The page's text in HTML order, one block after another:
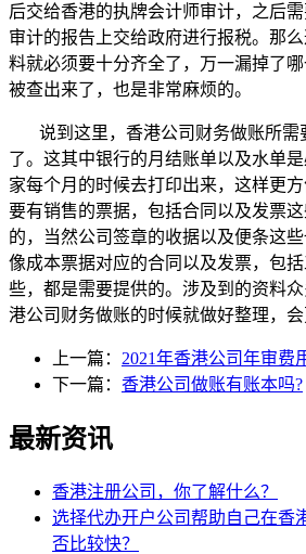
后交给香港的执牌会计师审计，之后
审计的报告上交给政府进行报税。那
料就必须要十分齐全了，万一漏掉了
被查出来了，也是非常麻烦的。
说到这里，香港公司财务做账所需
了。这其中银行的月结账单以及水单
家每个月的时候去打印出来，这样更
要有销售的票据，包括合同以及发票
的，当然公司签章的收据以及便条这
像成本票据对应的合同以及发票，包
些，都是需要提供的。涉及到的资料
港公司财务做账的时候就做好整理，会
上一篇： 2021年香港公司年审费
下一篇： 香港公司做账有账本吗?
最新资讯
香港注册公司，你了解什么？
选择代办开户公司帮助自己在香
否比较快？